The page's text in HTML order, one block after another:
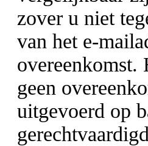
zover u niet
van het e-
overeenkomst.
geen
uitgevoerd op